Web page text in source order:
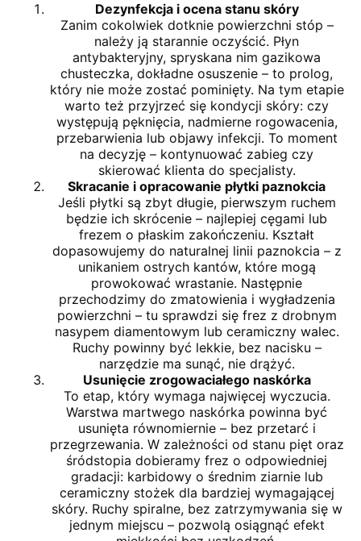
Dezynfekcja i ocena stanu skóry
Zanim cokolwiek dotknie powierzchni stóp –
należy ją starannie oczyścić. Płyn
antybakteryjny, spryskana nim gazikowa
chusteczka, dokładne osuszenie – to prolog,
który nie może zostać pominięty. Na tym etapie
warto też przyjrzeć się kondycji skóry: czy
występują pęknięcia, nadmierne rogowacenia,
przebarwienia lub objawy infekcji. To moment
na decyzję – kontynuować zabieg czy
skierować klienta do specjalisty.
Skracanie i opracowanie płytki paznokcia
Jeśli płytki są zbyt długie, pierwszym ruchem
będzie ich skrócenie – najlepiej cęgami lub
frezem o płaskim zakończeniu. Kształt
dopasowujemy do naturalnej linii paznokcia – z
unikaniem ostrych kantów, które mogą
prowokować wrastanie. Następnie
przechodzimy do zmatowienia i wygładzenia
powierzchni – tu sprawdzi się frez z drobnym
nasypem diamentowym lub ceramiczny walec.
Ruchy powinny być lekkie, bez nacisku –
narzędzie ma sunąć, nie drążyć.
Usunięcie zrogowaciałego naskórka
To etap, który wymaga najwięcej wyczucia.
Warstwa martwego naskórka powinna być
usunięta równomiernie – bez przetarć i
przegrzewania. W zależności od stanu pięt oraz
śródstopia dobieramy frez o odpowiedniej
gradacji: karbidowy o średnim ziarnie lub
ceramiczny stożek dla bardziej wymagającej
skóry. Ruchy spiralne, bez zatrzymywania się w
jednym miejscu – pozwolą osiągnąć efekt